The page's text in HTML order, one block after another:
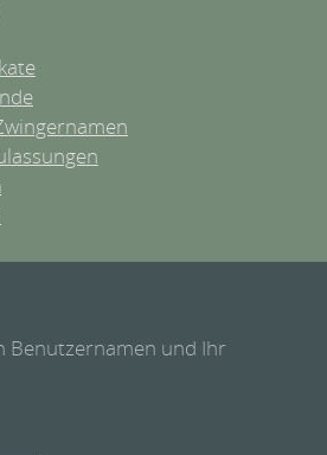
Benutzernamen und Ihr